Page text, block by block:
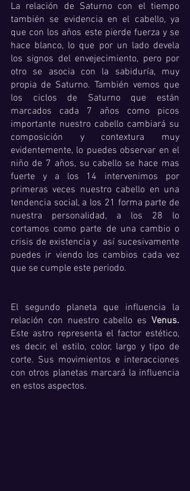
La relación de Saturno con el tiempo
también se evidencia en el cabello, ya
que con los años este pierde fuerza y se
hace blanco, lo que por un lado devela
los signos del envejecimiento, pero por
otro se asocia con la sabiduría, muy
propia de Saturno. También vemos que
los ciclos de Saturno que están
marcados cada 7 años como picos
importante nuestro cabello cambiará su
composición y contextura muy
evidentemente, lo puedes observar en el
niño de 7 años, su cabello se hace mas
fuerte y a los 14 intervenimos por
primeras veces nuestro cabello en una
tendencia social, a los 21 forma parte de
nuestra personalidad, a los 28 lo
cortamos como parte de una cambio o
crisis de existencia y  así sucesivamente
puedes ir viendo los cambios cada vez
que se cumple este periodo.
El segundo planeta que influencia la
relación con nuestro cabello es Venus.
Este astro representa el factor estético,
es decir, el estilo, color, largo y tipo de
corte. Sus movimientos e interacciones
con otros planetas marcará la influencia
en estos aspectos.